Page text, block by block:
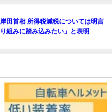
岸田首相 所得税減税については明言
組みに踏み込みたい」と表明